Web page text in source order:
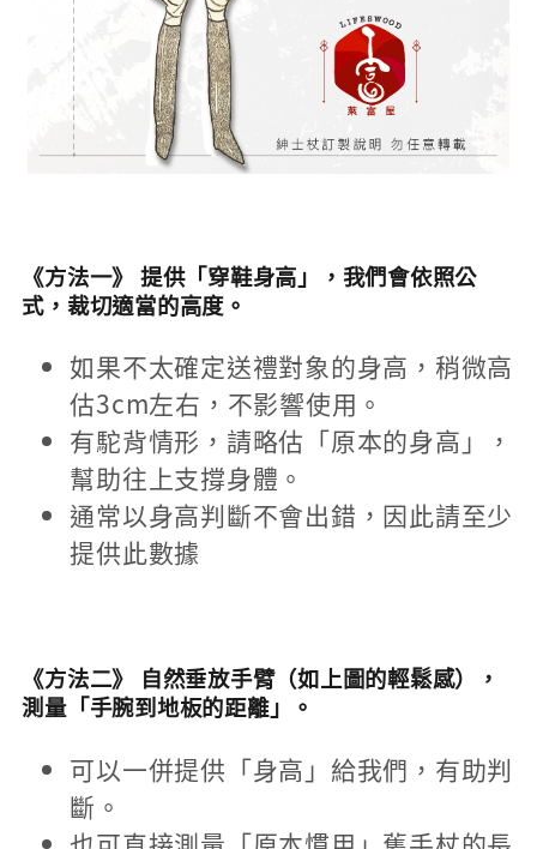
《方法一》 提供「穿鞋身高」，我們會依照公
式，裁切適當的高度。
如果不太確定送禮對象的身高，稍微高
估3cm左右，不影響使用。
有駝背情形，請略估「原本的身高」，
幫助往上支撐身體。
通常以身高判斷不會出錯，因此請至少
提供此數據
《方法二》 自然垂放手臂（如上圖的輕鬆感），
測量「手腕到地板的距離」。
可以一併提供「身高」給我們，有助判
斷。